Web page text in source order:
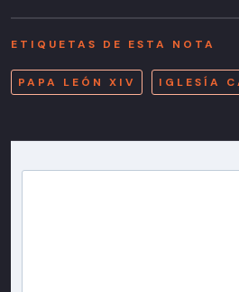
ETIQUETAS DE ESTA NOTA
PAPA LEÓN XIV IGLESÍA